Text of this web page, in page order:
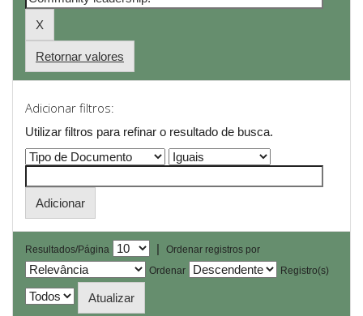
Retornar valores
Adicionar filtros:
Utilizar filtros para refinar o resultado de busca.
Resultados/Página |
Ordenar registros por
Ordenar
Registro(s)